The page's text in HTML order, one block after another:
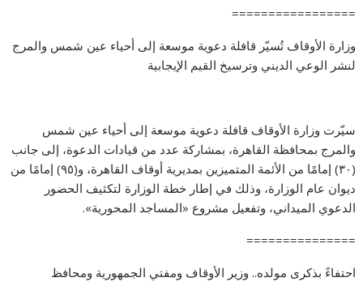
=================
وزارة الأوقاف تُسيّر قافلة دعوية موسعة إلى أحياء عين شمس والمرج
لنشر الوعي الديني وترسيخ القيم الإيجابية
سيّرت وزارة الأوقاف قافلة دعوية موسعة إلى أحياء عين شمس
والمرج بمحافظة القاهرة، بمشاركة عدد من قيادات الدعوة، إلى جانب
(٣٠) إمامًا من الأئمة المتميزين بمديرية أوقاف القاهرة، و(٩٥) إمامًا من
ديوان عام الوزارة، وذلك في إطار خطة الوزارة لتكثيف الحضور
الدعوي الميداني، وتفعيل مشروع «المساجد المحورية».
===============
احتفاءً بذكرى مولده.. وزير الأوقاف ومفتي الجمهورية ومحافظ